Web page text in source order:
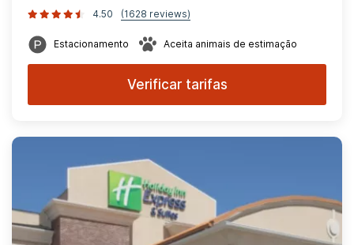
4.50 (1628 reviews)
Estacionamento Aceita animais de estimação
Verificar tarifas